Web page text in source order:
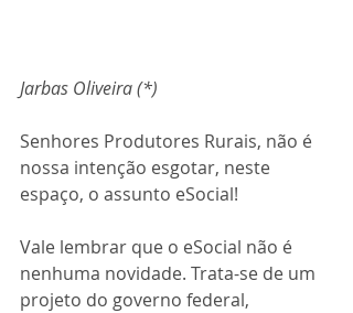
Jarbas Oliveira (*)
Senhores Produtores Rurais, não é
nossa intenção esgotar, neste
espaço, o assunto eSocial!
Vale lembrar que o eSocial não é
nenhuma novidade. Trata-se de um
projeto do governo federal,